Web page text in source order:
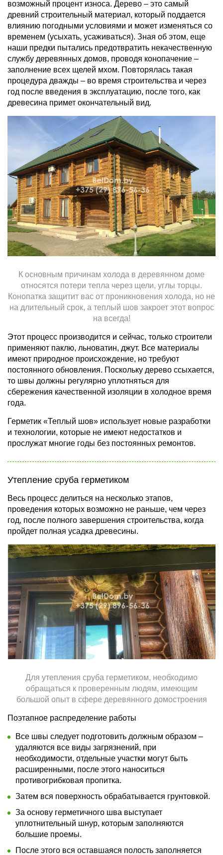
возможный процент износа. Дерево – это самый
древний строительный материал, который поддается
влиянию погодными условиями и может изменяться со
временем (усыхать, усаживаться). Зная об этом, еще
наши предки пытались предотвратить некачественную
службу деревянных домов, проводя конопачение –
заполнение всех щелей мхом. Повторялась такая
процедура дважды – во время строительства и через
год после введения в эксплуатацию, после того, как
древесина примет окончательный вид.
К основным причинам холода в деревянном доме
относятся потери тепла через щели, углы торцы.
Конопатка защитит вас от проникновения холода, но не
на длительный срок, а теплый шов закроет этот вопрос
на всегда!
Этот процесс производится и сейчас, только строители
применяют паклю, льноватин, джут. Все материалы
имеют природное происхождение, но требуют
постоянного обновления. Поскольку дерево ссыхается,
то швы должны регулярно уплотняться для
сбережения качественной изоляции в холодное время
года.
Герметик «Теплый шов» использует новые разработки
и технологии, которые не имеют недостатков и
прослужат многие годы без постоянных ремонтов.
Утепление сруба герметиком
Весь процесс делиться на несколько этапов,
проведения которых возможно не раньше, чем через
год, после полного завершения строительства, когда
пройдет полная усадка древесины.
Для утепления сруба герметиком, необходимо
обращаться к проверенным людям, имеющим
большой опыт в сфере деревянного домостроения
Поэтапное распределение работы
Все швы следует подготовить должным образом –
удаляются все виды загрязнений, при
необходимости, отдельные участки могут быть
расширенными, после этого наноситься
противогрибковая пропитка.
Затем вся поверхность обрабатывается грунтовкой.
За основу герметичного шва выступает
уплотнительный шнур, которым заполняются
большие проемы.
После этого вся оставшаяся полость заполняется